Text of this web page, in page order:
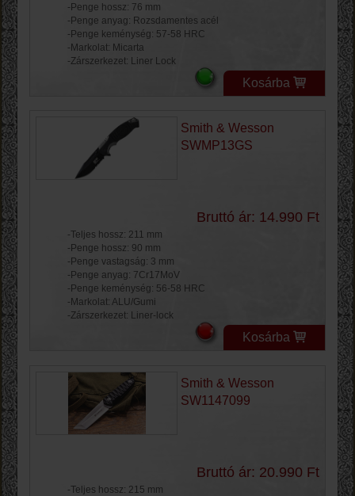
-Penge hossz: 76 mm
-Penge anyag: Rozsdamentes acél
-Penge keménység: 57-58 HRC
-Markolat: Micarta
-Zárszerkezet: Liner Lock
Kosárba
Smith & Wesson
SWMP13GS
Bruttó ár: 14.990 Ft
-Teljes hossz: 211 mm
-Penge hossz: 90 mm
-Penge vastagság: 3 mm
-Penge anyag: 7Cr17MoV
-Penge keménység: 56-58 HRC
-Markolat: ALU/Gumi
-Zárszerkezet: Liner-lock
Kosárba
Smith & Wesson
SW1147099
Bruttó ár: 20.990 Ft
-Teljes hossz: 215 mm